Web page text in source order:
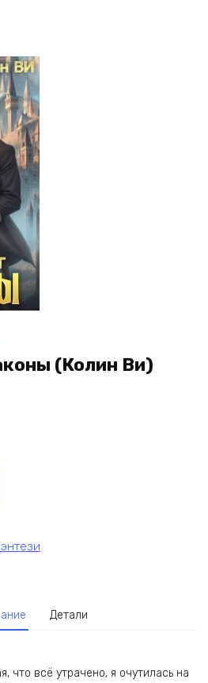
(Колин Ви)
Детали
что всё утрачено, я очутилась на